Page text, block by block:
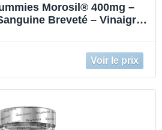
Morosil® 400mg –
Breveté – Vinaigre